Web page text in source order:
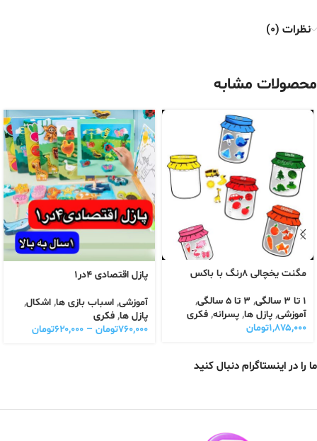
نظرات (0)
محصولات مشابه
مگنت یخچالی ۸رنگ با باکس
1 تا 3 سالگی , 3 تا 5 سالگی
,
آموزشی, پازل ها, پسرانه, فکری
۱,۸۷۵,۰۰۰تومان
پازل اقتصادی ۴در۱
آموزشی, اسباب بازی ها, اشکال,
پازل ها, فکری
۷۶۰,۰۰۰تومان – ۶۲۰,۰۰۰تومان
ما را در اینستاگرام دنبال کنید